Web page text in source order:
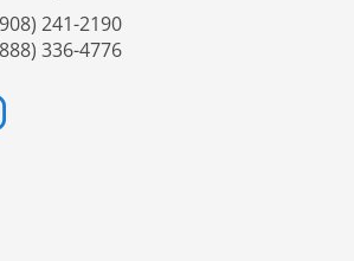
241-2190
336-4776